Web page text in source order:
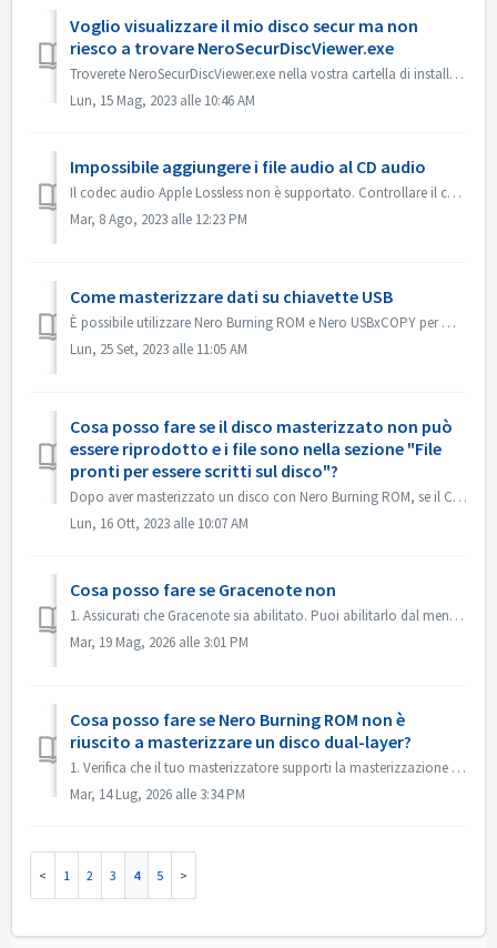
Voglio visualizzare il mio disco secur ma non
riesco a trovare NeroSecurDiscViewer.exe
Troverete NeroSecurDiscViewer.exe nella vostra cartella di installazione, qualcosa come: C:\Programmi (x86)\Nero\Nero 2023\Nero Burning ROM\SecurDisc Dovre...
Lun, 15 Mag, 2023 alle 10:46 AM
Impossibile aggiungere i file audio al CD audio
Il codec audio Apple Lossless non è supportato. Controllare il codec audio dei file. Oppure inviateceli per verificarli.
Mar, 8 Ago, 2023 alle 12:23 PM
Come masterizzare dati su chiavette USB
È possibile utilizzare Nero Burning ROM e Nero USBxCOPY per masterizzare i dati su chiavette/schede USB. In Nero Burning ROM, "Raspberry Pi OS" e ...
Lun, 25 Set, 2023 alle 11:05 AM
Cosa posso fare se il disco masterizzato non può
essere riprodotto e i file sono nella sezione "File
pronti per essere scritti sul disco"?
Dopo aver masterizzato un disco con Nero Burning ROM, se il CD audio non può essere riprodotto con il lettore CD, aprire il disco in Esplora risorse per con...
Lun, 16 Ott, 2023 alle 10:07 AM
Cosa posso fare se Gracenote non
1. Assicurati che Gracenote sia abilitato. Puoi abilitarlo dal menu “File->Opzioni->Database”, selezionando l'opzione “Abilita accesso al database...
Mar, 19 Mag, 2026 alle 3:01 PM
Cosa posso fare se Nero Burning ROM non è
riuscito a masterizzare un disco dual-layer?
1. Verifica che il tuo masterizzatore supporti la masterizzazione dual-layer. 2. Riduci la velocità di masterizzazione: la masterizzazione ad alta velocit...
Mar, 14 Lug, 2026 alle 3:34 PM
1 2 3 4 5